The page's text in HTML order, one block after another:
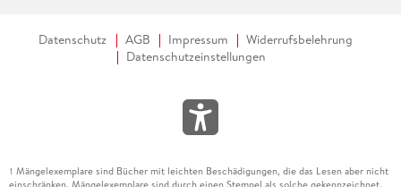
Datenschutz AGB Impressum
Widerrufsbelehrung
Datenschutzeinstellungen
1 Mängelexemplare sind Bücher mit leichten Beschädigungen, die das Lesen aber nicht
einschränken. Mängelexemplare sind durch einen Stempel als solche gekennzeichnet.